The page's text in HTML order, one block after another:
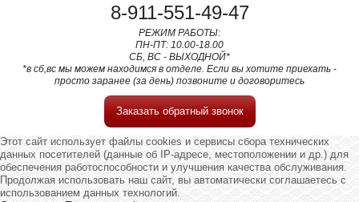
8-911-551-49-47
РЕЖИМ РАБОТЫ:
ПН-ПТ: 10.00-18.00
СБ, ВС - ВЫХОДНОЙ*
*в сб,вс мы можем находимся в отделе. Если вы хотите приехать -
просто заранее (за день) позвоните и договоритесь
Заказать обратный звонок
Этот сайт использует файлы cookies и сервисы сбора технических
данных посетителей (данные об IP-адресе, местоположении и др.) для
обеспечения работоспособности и улучшения качества обслуживания.
Продолжая использовать наш сайт, вы автоматически соглашаетесь с
использованием данных технологий.